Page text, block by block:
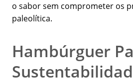
o sabor sem comprometer os
paleolítica.
Hambúrguer